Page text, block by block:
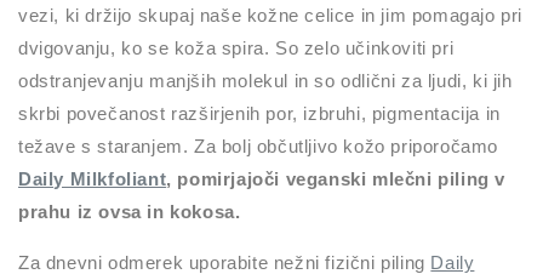
vezi, ki držijo skupaj naše kožne celice in jim pomagajo pri
dvigovanju, ko se koža spira. So zelo učinkoviti pri
odstranjevanju manjših molekul in so odlični za ljudi, ki jih
skrbi povečanost razširjenih por, izbruhi, pigmentacija in
težave s staranjem. Za bolj občutljivo kožo priporočamo
Daily Milkfoliant, pomirjajoči veganski mlečni piling v
prahu iz ovsa in kokosa.
Za dnevni odmerek uporabite nežni fizični piling Daily